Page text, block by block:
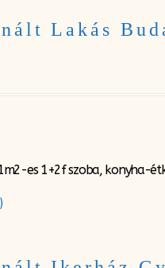
Lakás
es 1+2f szoba, konyha-